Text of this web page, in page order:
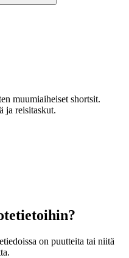
muumiaiheiset shortsit.
ja reisitaskut.
on puutteita tai niitä